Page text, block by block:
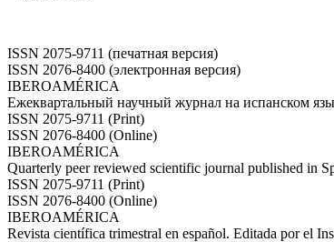
ISSN 2075-9711 (печатная версия)
ISSN 2076-8400 (электронная версия)
IBEROAMÉRICA
Ежеквартальный научный журнал на испанском
ISSN 2075-9711 (Print)
ISSN 2076-8400 (Online)
IBEROAMÉRICA
Quarterly peer reviewed scientific journal published in
ISSN 2075-9711 (Print)
ISSN 2076-8400 (Online)
IBEROAMÉRICA
Revista científica trimestral en español. Editada por el